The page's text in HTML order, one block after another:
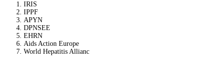
IRIS
IPPF
APYN
DPNSEE
EHRN
Aids Action Europe
World Hepatitis Allianc